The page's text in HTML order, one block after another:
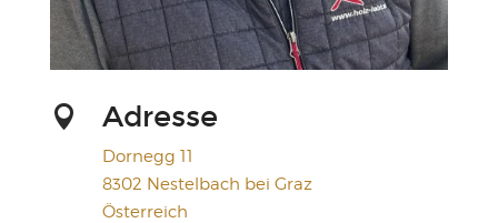
 Adresse
Dornegg 11
8302 Nestelbach bei Graz
Österreich